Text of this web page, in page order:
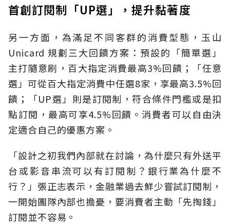
首創訂閱制「UP選」，提升黏著度
另一方面，為滿足不同客群的消費型態，玉山
Unicard 規劃三大回饋方案：預設的「簡單選」
主打隨意刷，百大指定消費最高3%回饋；「任意
選」可從百大指定消費中任選8家，享最高3.5%回
饋；「UP選」則是訂閱制，符合條件門檻或是扣
點訂閱，最高可享4.5%回饋。消費者可以自由決
定適合自己的優惠方案。
「設計之初我們內部就在討論，為什麼只有外送平
台或影音串流可以有訂閱制？銀行業為什麼不
行？」張正志表示，金融業過去鮮少嘗試訂閱制，
一開始團隊內部也擔憂，要消費者主動「先掏錢」
訂閱並不容易。